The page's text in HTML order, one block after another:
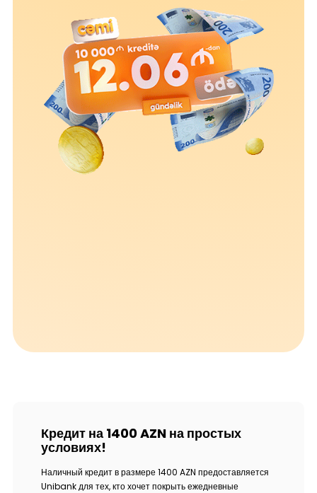
Сеть обслуживания
О банке
Устойчивость
Кешбэк
Тарифы
Кредит на 1400 AZN на простых
условиях!
Наличный кредит в размере 1400 AZN предоставляется
Unibank для тех, кто хочет покрыть ежедневные